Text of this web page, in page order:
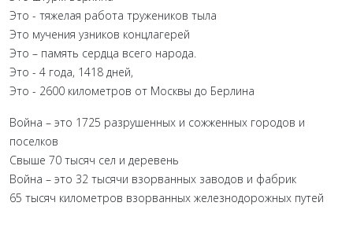
Это - тяжелая работа тружеников тыла
Это мучения узников концлагерей
Это – память сердца всего народа.
Это - 4 года, 1418 дней,
Это - 2600 километров от Москвы до Берлина
Война – это 1725 разрушенных и сожженных городов и
поселков
Свыше 70 тысяч сел и деревень
Война – это 32 тысячи взорванных заводов и фабрик
65 тысяч километров взорванных железнодорожных путей